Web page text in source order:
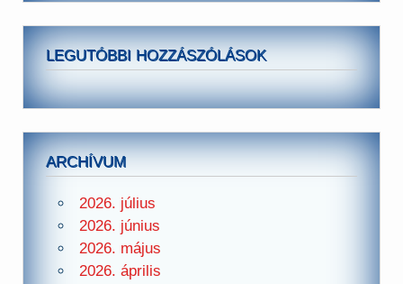
LEGUTÓBBI HOZZÁSZÓLÁSOK
ARCHÍVUM
2026. július
2026. június
2026. május
2026. április